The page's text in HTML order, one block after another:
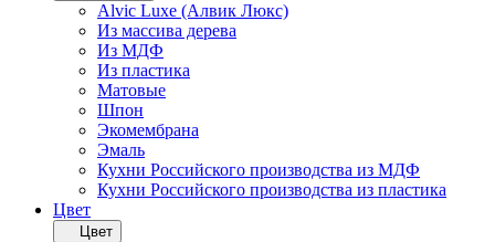
Alvic Luxe (Алвик Люкс)
Из массива дерева
Из МДФ
Из пластика
Матовые
Шпон
Экомембрана
Эмаль
Кухни Российского производства из МДФ
Кухни Российского производства из пластика
Цвет
Цвет